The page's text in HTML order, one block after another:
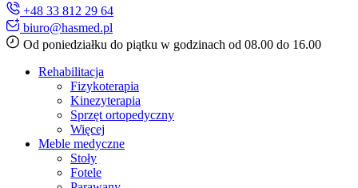
+48 33 812 29 64
biuro@hasmed.pl
Od poniedziałku do piątku w godzinach od 08.00 do 16.00
Rehabilitacja
Fizykoterapia
Kinezyterapia
Sprzęt ortopedyczny
Więcej
Meble medyczne
Stoły
Fotele